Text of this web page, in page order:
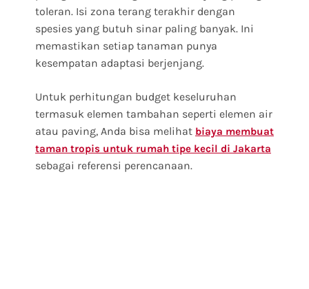
toleran. Isi zona terang terakhir dengan
spesies yang butuh sinar paling banyak. Ini
memastikan setiap tanaman punya
kesempatan adaptasi berjenjang.
Untuk perhitungan budget keseluruhan
termasuk elemen tambahan seperti elemen air
atau paving, Anda bisa melihat biaya membuat
taman tropis untuk rumah tipe kecil di Jakarta
sebagai referensi perencanaan.